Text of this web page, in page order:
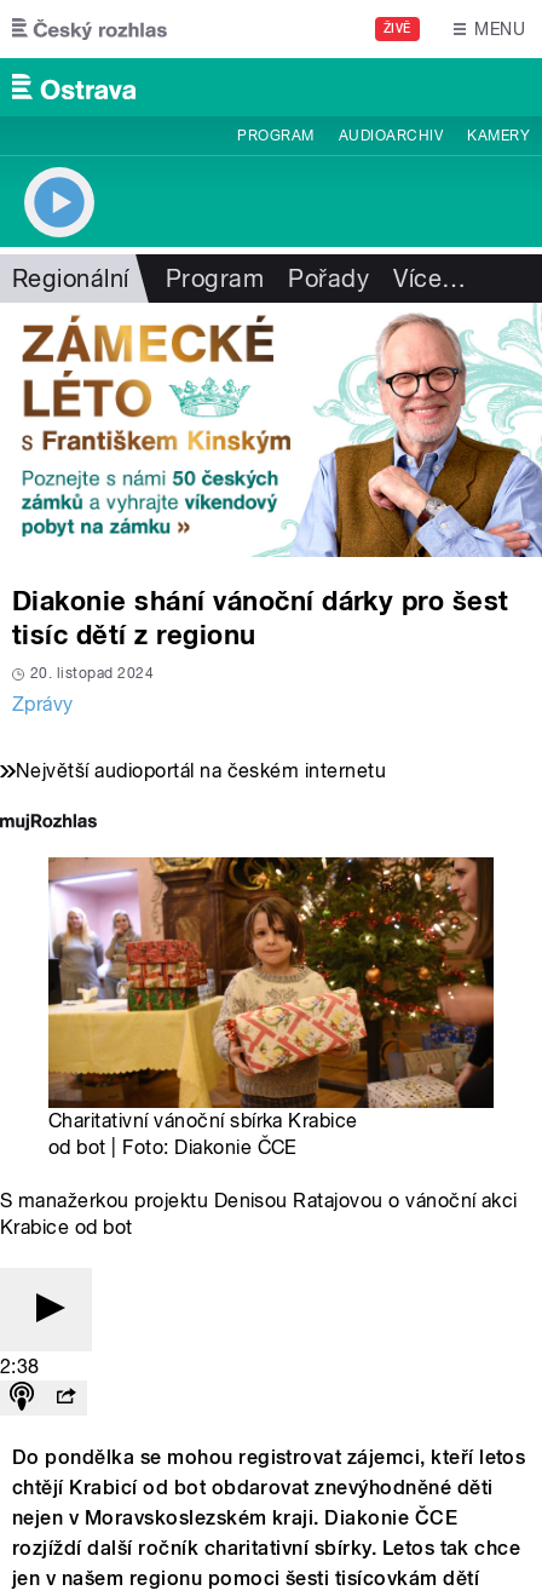
Přejít k hlavnímu obsahu
ŽIVĚ MENU
PROGRAM AUDIOARCHIV KAMERY
Regionální Program Pořady Více…
Diakonie shání vánoční dárky pro šest
tisíc dětí z regionu
20. listopad 2024
Zprávy
Největší audioportál na českém internetu
Charitativní vánoční sbírka Krabice
od bot | Foto: Diakonie ČCE
S manažerkou projektu Denisou Ratajovou o vánoční akci
Krabice od bot
2:38
Do pondělka se mohou registrovat zájemci, kteří letos
chtějí Krabicí od bot obdarovat znevýhodněné děti
nejen v Moravskoslezském kraji. Diakonie ČCE
rozjíždí další ročník charitativní sbírky. Letos tak chce
jen v našem regionu pomoci šesti tisícovkám dětí